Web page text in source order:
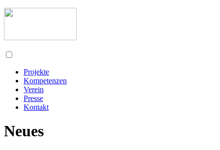
Projekte
Kompetenzen
Verein
Presse
Kontakt
Neues